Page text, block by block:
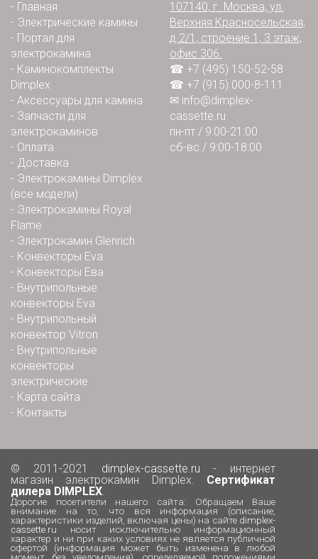
- Главная
- Электрические камины
- Портал для
электрокамина
- Каминокомплекты
Dimplex
- Аксессуары для камина
- Запчасти для
электрокаминов
- Оплата
- Доставка
- Электрокамины Dimplex
(все модели)
- Электрокамины Royal
Flame
- Электрокамин Glenrich
- Конвекторы Eva
- Конвекторы Ева
- Внутрипольные
конвекторы Eva
- Внутрипольный
конвектор Vitron
- Внутрипольные
конвекторы
электрические
- Карта сайта
- Контакты
107140, г. Москва, ул.
Верхняя Красносельская,
д.2/1, строение 1, 3 этаж,
офис 306.
☎ +7 (495) 150-52-58
☎ +7 (915) 000-8-111
✉ info@dimplex-
cassette.ru
пн-пт / 9:00-21:00
сб-вс / 9:00-18:00
© 2011-2021 dimplex-cassette.ru - интернет
магазин электрокамин Dimplex. Сертификат
дилера DIMPLEX.
Дорогие посетители нашего сайта: Обращаем Ваше
внимание на то, что вся информация (описание,
характеристики изделий, включая цены) на сайте dimplex-
cassette.ru носит исключительно информационный
характер и ни при каких условиях не является публичной
офертой (информация может быть изменена в любой